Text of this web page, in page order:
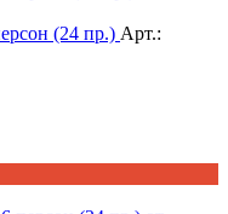
(24 пр.) Арт.: